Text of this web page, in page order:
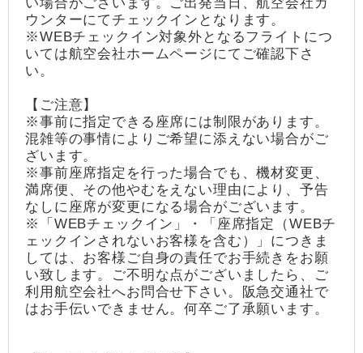
ウンターにてチェックインとなります。
※WEBチェックイン対象外となるフライトにつ
いては航空会社ホームページにてご確認下さ
い。
【ご注意】
※事前に指定できる座席には制限があります。
混雑等の事情によりご希望に添えない場合がご
ざいます。
※事前座席指定を行った場合でも、機材変更、
満席便、その他やむをえない理由により、予告
なしに座席が変更になる場合がございます。
※「WEBチェックイン」・「座席指定（WEBチ
ェックインされないお客様を含む）」につきま
しては、お客様ご自身の責任でお手続きをお願
い致します。ご不明な点がございましたら、ご
利用航空会社へお問合せ下さい。阪急交通社で
はお手伝いできません。何卒ご了承願います。